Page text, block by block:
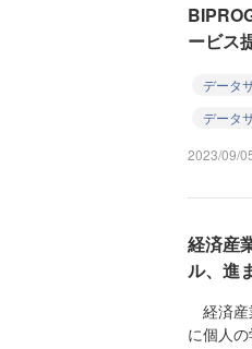
ービス
データ
データ
2023/09/
経済産
ル、進
経済産
に個人